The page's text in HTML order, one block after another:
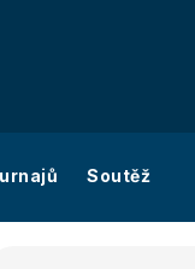
Soutěž